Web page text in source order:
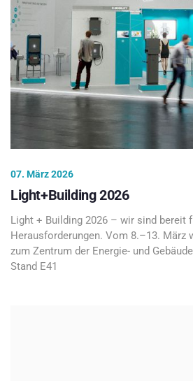
07. März 2026
Light+Building 2026
Light + Building 2026 – wir sind bereit
Herausforderungen. Vom 8.–13. März
zum Zentrum der Energie- und
Stand E41